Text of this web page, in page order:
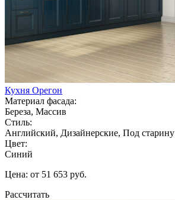
Кухня Орегон
Материал фасада:
Береза, Массив
Стиль:
Английский, Дизайнерские, Под старину
Цвет:
Синий
Цена: от 51 653 руб.
Рассчитать